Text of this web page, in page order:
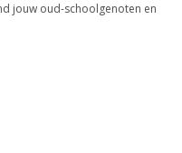
jouw oud-schoolgenoten en